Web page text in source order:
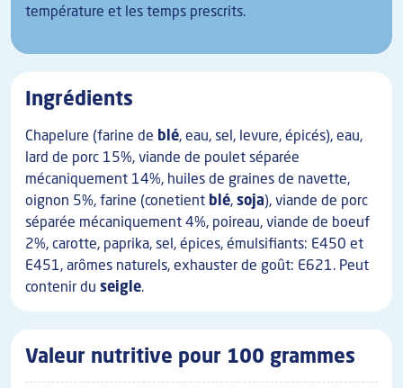
température et les temps prescrits.
Ingrédients
Chapelure (farine de blé, eau, sel, levure, épicés), eau,
lard de porc 15%, viande de poulet séparée
mécaniquement 14%, huiles de graines de navette,
oignon 5%, farine (conetient blé,soja), viande de porc
séparée mécaniquement 4%, poireau, viande de boeuf
2%, carotte, paprika, sel, épices, émulsifiants: E450 et
E451, arômes naturels, exhauster de goût: E621. Peut
contenir du seigle.
Valeur nutritive pour 100 grammes